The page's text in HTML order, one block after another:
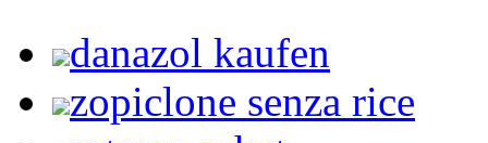
danazol kaufen
zopiclone senza rice